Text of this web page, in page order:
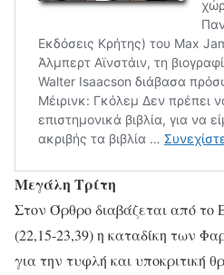
Μεγάλη Τρίτη
Στον Όρθρο διαβάζεται από το
(22,15-23,39) η καταδίκη των
για την τυφλή και υποκριτική